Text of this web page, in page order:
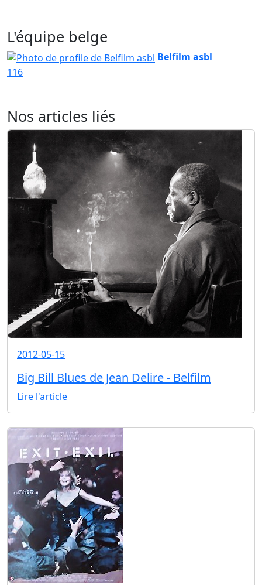
L'équipe belge
Belfilm asbl
116
Nos articles liés
2012-05-15
Big Bill Blues de Jean Delire - Belfilm
Lire l'article